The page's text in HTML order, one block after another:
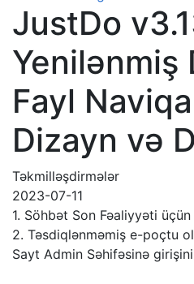
JustDo
Yenilənmiş
Fayl
Dizayn və
Təkmilləşdirmələr
2023-07-11
1. Söhbət Son Fəaliyyəti
2. Təsdiqlənməmiş e-poçtu
Sayt Admin Səhifəsinə